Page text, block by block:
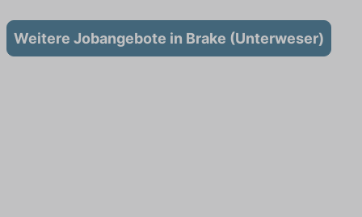
Weitere Jobangebote in Brake (Unterweser)